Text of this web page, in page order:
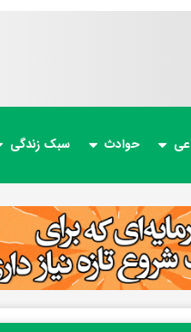
حوادث سبک زندگی